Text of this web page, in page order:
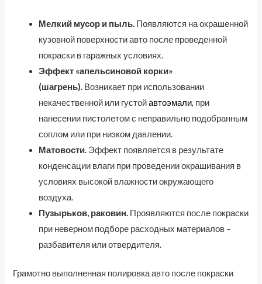
Мелкий мусор и пыль. Появляются на окрашенной
кузовной поверхности авто после проведенной
покраски в гаражных условиях.
Эффект «апельсиновой корки»
(шагрень). Возникает при использовании
некачественной или густойавтоэмали, при
нанесении пистолетом с неправильно подобранным
соплом или при низком давлении.
Матовости. Эффект появляется в результате
конденсации влаги при проведении окрашивания в
условиях высокой влажности окружающего
воздуха.
Пузырьков, раковин. Проявляются после покраски
при неверном подборе расходных материалов –
разбавителя или отвердителя.
Грамотно выполненная полировка авто после покраски